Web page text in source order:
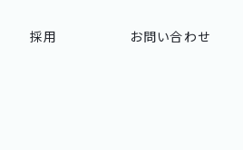
採用 お問い合わせ